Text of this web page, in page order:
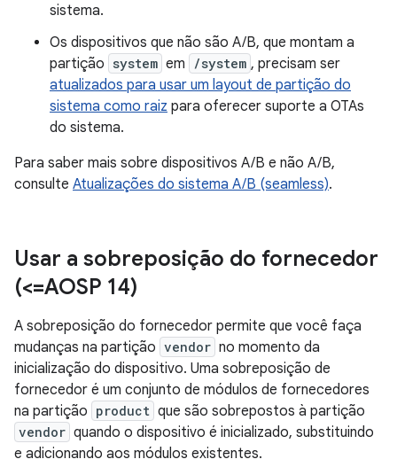
sistema.
Os dispositivos que não são A/B, que montam a
partição system em /system , precisam ser
atualizados para usar um layout de partição do
sistema como raiz para oferecer suporte a OTAs
do sistema.
Para saber mais sobre dispositivos A/B e não A/B,
consulte Atualizações do sistema A/B (seamless).
Usar a sobreposição do fornecedor
(<=AOSP 14)
A sobreposição do fornecedor permite que você faça
mudanças na partição vendor no momento da
inicialização do dispositivo. Uma sobreposição de
fornecedor é um conjunto de módulos de fornecedores
na partição product que são sobrepostos à partição
vendor quando o dispositivo é inicializado, substituindo
e adicionando aos módulos existentes.